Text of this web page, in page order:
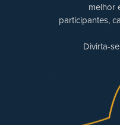
melhor
participantes,
Divirta-